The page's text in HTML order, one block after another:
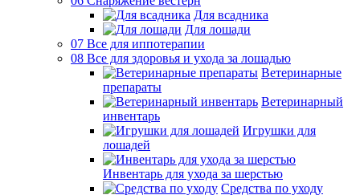
Для всадника
Для лошади
07 Все для иппотерапии
08 Все для здоровья и ухода за лошадью
Ветеринарные
препараты
Ветеринарный
инвентарь
Игрушки для
лошадей
Инвентарь для ухода за шерстью
Средства по уходу